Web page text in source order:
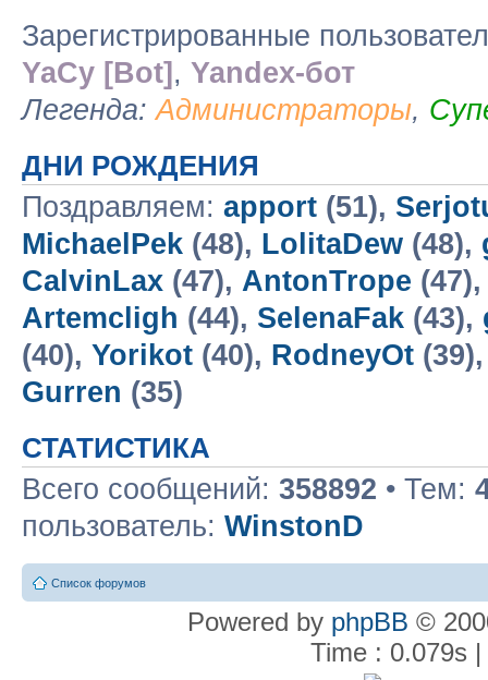
Зарегистрированные
YaCy [Bot] , Yandex-бот
Легенда:Администраторы,
ДНИ РОЖДЕНИЯ
Поздравляем: apport (51),
MichaelPek (48), LolitaDew (48),
CalvinLax (47), AntonTrope
Artemcligh (44), SelenaFak (43),
(40), Yorikot (40), RodneyOt
Gurren (35)
СТАТИСТИКА
Всего сообщений: 358892 • Тем:
пользователь: WinstonD
Список форумов
Powered by phpBB ©
Time : 0.079s